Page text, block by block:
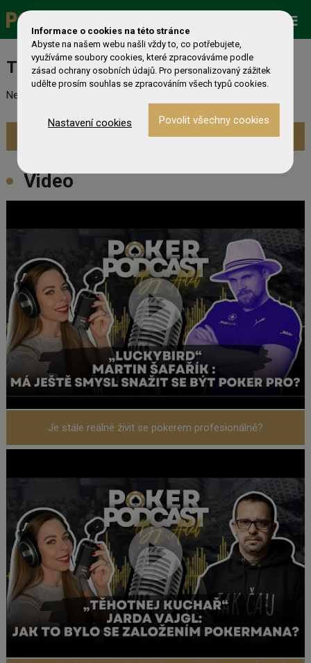
Turnaj nebyl nalezen
Nebyl nalezen odpovídající turnaj. Prevděpodobně již skončil.
Zobrazit aktuální turnaje »
Video
Je stále reálné živit se pokerem profesionálně?
Informace o cookies na této stránce
Abyste na našem webu našli vždy to, co potřebujete,
využíváme soubory cookies, které zpracováváme podle
zásad ochrany osobních údajů. Pro personalizovaný zážitek
udělte prosím souhlas se zpracováním všech typů cookies.
Nastavení cookies